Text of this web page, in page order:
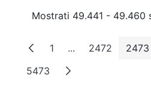
Mostrati 49.441 - 49.460
Pagina
1 ...Pagine intermedie
Pagina
2472 2473
Pagina
5473